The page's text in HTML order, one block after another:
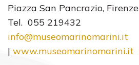
Piazza San Pancrazio, Firenze
Tel. 055 219432
info@museomarinomarini.it
| www.museomarinomarini.it